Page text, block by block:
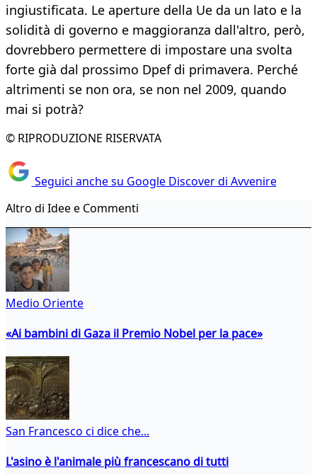
ingiustificata. Le aperture della Ue da un lato e la
solidità di governo e maggioranza dall'altro, però,
dovrebbero permettere di impostare una svolta
forte già dal prossimo Dpef di primavera. Perché
altrimenti se non ora, se non nel 2009, quando
mai si potrà?
© RIPRODUZIONE RISERVATA
Seguici anche su Google Discover di Avvenire
Altro di Idee e Commenti
Medio Oriente
«Ai bambini di Gaza il Premio Nobel per la pace»
San Francesco ci dice che...
L'asino è l'animale più francescano di tutti